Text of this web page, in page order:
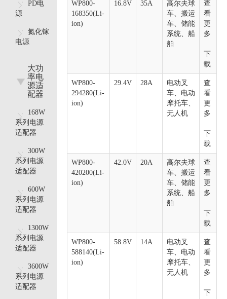
PD电
源
氮化镓
电源
大功
率电
源适
配器
168W
系列电源
适配器
300W
系列电源
适配器
600W
系列电源
适配器
1300W
系列电源
适配器
3600W
系列电源
适配器
WP800-
168350(Li-
ion)
16.8V 35A
高尔夫球
车、搬运
车、储能
系统、船
舶
查
看
更
多
下
载
WP800-
294280(Li-
ion)
29.4V 28A
电动叉
车、电动
摩托车、
无人机
查
看
更
多
下
载
WP800-
420200(Li-
ion)
42.0V 20A
高尔夫球
车、搬运
车、储能
系统、船
舶
查
看
更
多
下
载
WP800-
588140(Li-
ion)
58.8V 14A
电动叉
车、电动
摩托车、
无人机
查
看
更
多
下